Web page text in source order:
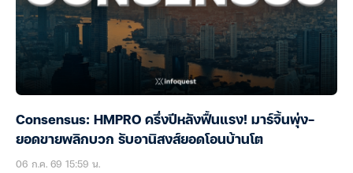
Consensus: HMPRO ครึ่งปีหลังฟื้นแรง! มาร์จิ้นพุ่ง-
ยอดขายพลิกบวก รับอานิสงส์ยอดโอนบ้านโต
06 ก.ค. 69 15:59 น.